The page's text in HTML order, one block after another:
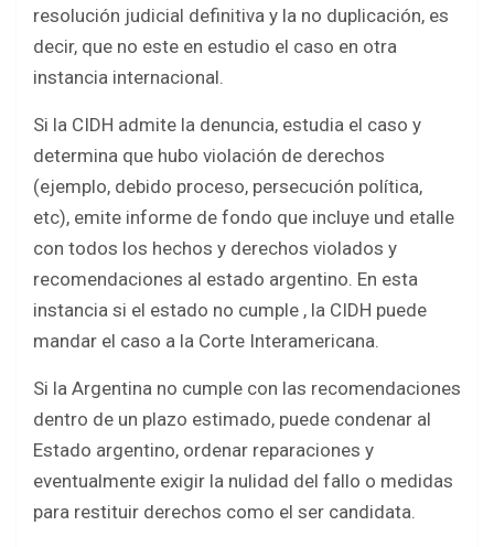
resolución judicial definitiva y la no duplicación, es
decir, que no este en estudio el caso en otra
instancia internacional.
Si la CIDH admite la denuncia, estudia el caso y
determina que hubo violación de derechos
(ejemplo, debido proceso, persecución política,
etc), emite informe de fondo que incluye und etalle
con todos los hechos y derechos violados y
recomendaciones al estado argentino. En esta
instancia si el estado no cumple , la CIDH puede
mandar el caso a la Corte Interamericana.
Si la Argentina no cumple con las recomendaciones
dentro de un plazo estimado, puede condenar al
Estado argentino, ordenar reparaciones y
eventualmente exigir la nulidad del fallo o medidas
para restituir derechos como el ser candidata.